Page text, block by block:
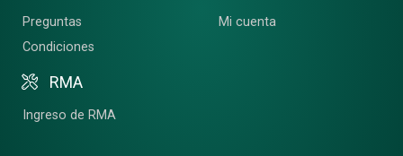
Preguntas
Condiciones
RMA
Ingreso de RMA
Mi cuenta